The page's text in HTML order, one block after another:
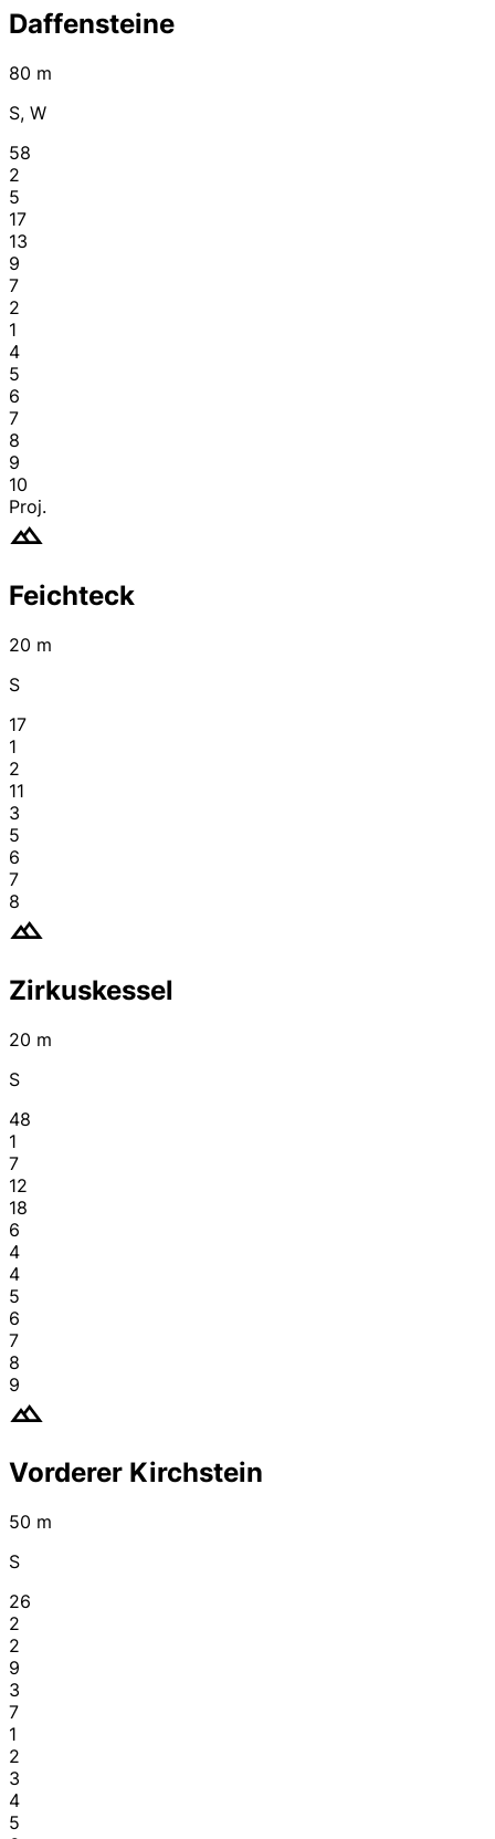
Daffensteine
80 m
S, W
58
2
5
17
13
9
7
2
1
4
5
6
7
8
9
10
Proj.
Feichteck
20 m
S
17
1
2
11
3
5
6
7
8
Zirkuskessel
20 m
S
48
1
7
12
18
6
4
4
5
6
7
8
9
Vorderer Kirchstein
50 m
S
26
2
2
9
3
7
1
2
3
4
5